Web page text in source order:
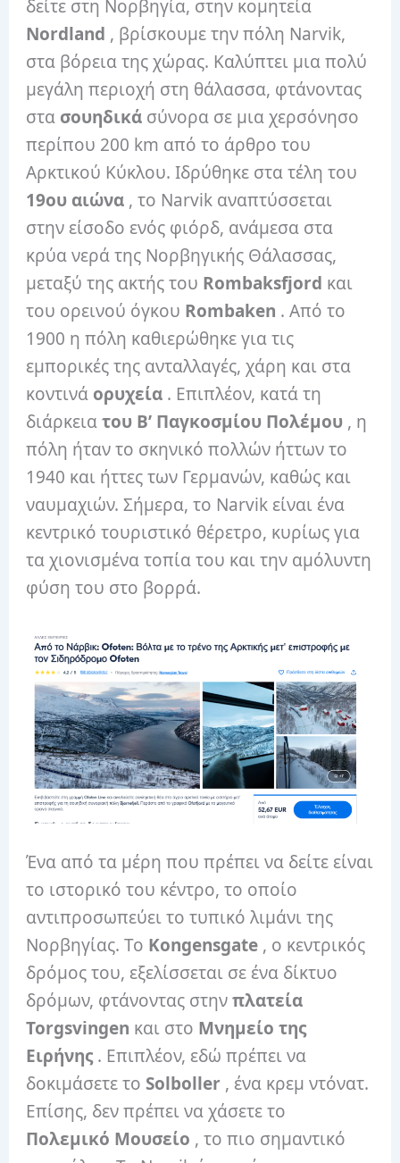
δείτε στη Νορβηγία, στην κομητεία
Nordland , βρίσκουμε την πόλη Narvik,
στα βόρεια της χώρας. Καλύπτει μια πολύ
μεγάλη περιοχή στη θάλασσα, φτάνοντας
στα σουηδικά σύνορα σε μια χερσόνησο
περίπου 200 km από το άρθρο του
Αρκτικού Κύκλου. Ιδρύθηκε στα τέλη του
19ου αιώνα , το Narvik αναπτύσσεται
στην είσοδο ενός φιόρδ, ανάμεσα στα
κρύα νερά της Νορβηγικής Θάλασσας,
μεταξύ της ακτής του Rombaksfjord και
του ορεινού όγκου Rombaken . Από το
1900 η πόλη καθιερώθηκε για τις
εμπορικές της ανταλλαγές, χάρη και στα
κοντινά ορυχεία . Επιπλέον, κατά τη
διάρκειατου Β’ Παγκοσμίου Πολέμου , η
πόλη ήταν το σκηνικό πολλών ήττων το
1940 και ήττες των Γερμανών, καθώς και
ναυμαχιών. Σήμερα, το Narvik είναι ένα
κεντρικό τουριστικό θέρετρο, κυρίως για
τα χιονισμένα τοπία του και την αμόλυντη
φύση του στο βορρά.
Ένα από τα μέρη που πρέπει να δείτε είναι
το ιστορικό του κέντρο, το οποίο
αντιπροσωπεύει το τυπικό λιμάνι της
Νορβηγίας. Το Kongensgate , ο κεντρικός
δρόμος του, εξελίσσεται σε ένα δίκτυο
δρόμων, φτάνοντας στηνπλατεία
Torgsvingen και στο Μνημείο της
Ειρήνης. Επιπλέον, εδώ πρέπει να
δοκιμάσετε το Solboller , ένα κρεμ ντόνατ.
Επίσης, δεν πρέπει να χάσετε το
Πολεμικό Μουσείο , το πιο σημαντικό